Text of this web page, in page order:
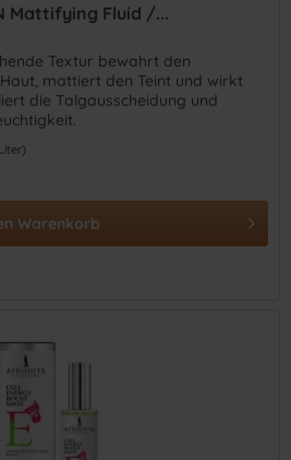
Mattifying Fluid /...
Textur bewahrt den
mattiert den Teint und wirkt
die Talgausscheidung und
Warenkorb